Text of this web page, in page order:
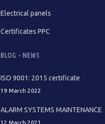
Electrical panels
Certificates PPC
BLOG - NEWS
ISO 9001: 2015 certificate
19 March 2022
ALARM SYSTEMS MAINTENANCE
12 March 2021